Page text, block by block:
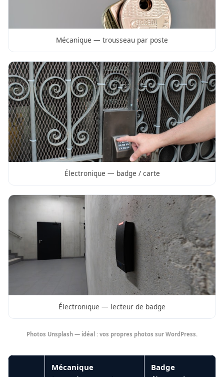
Mécanique — trousseau par poste
Électronique — badge / carte
Électronique — lecteur de badge
Photos Unsplash — idéal : vos propres photos sur WordPress.
Mécanique
Badge